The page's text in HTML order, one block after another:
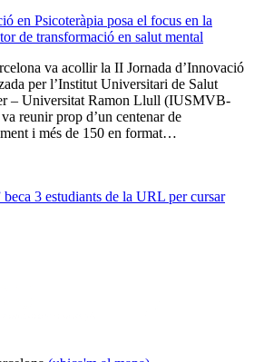
en Psicoteràpia posa el focus en la
de transformació en salut mental
va acollir la II Jornada d’Innovació
per l’Institut Universitari de Salut
– Universitat Ramon Llull (IUSMVB-
reunir prop d’un centenar de
i més de 150 en format…
3 estudiants de la URL per cursar